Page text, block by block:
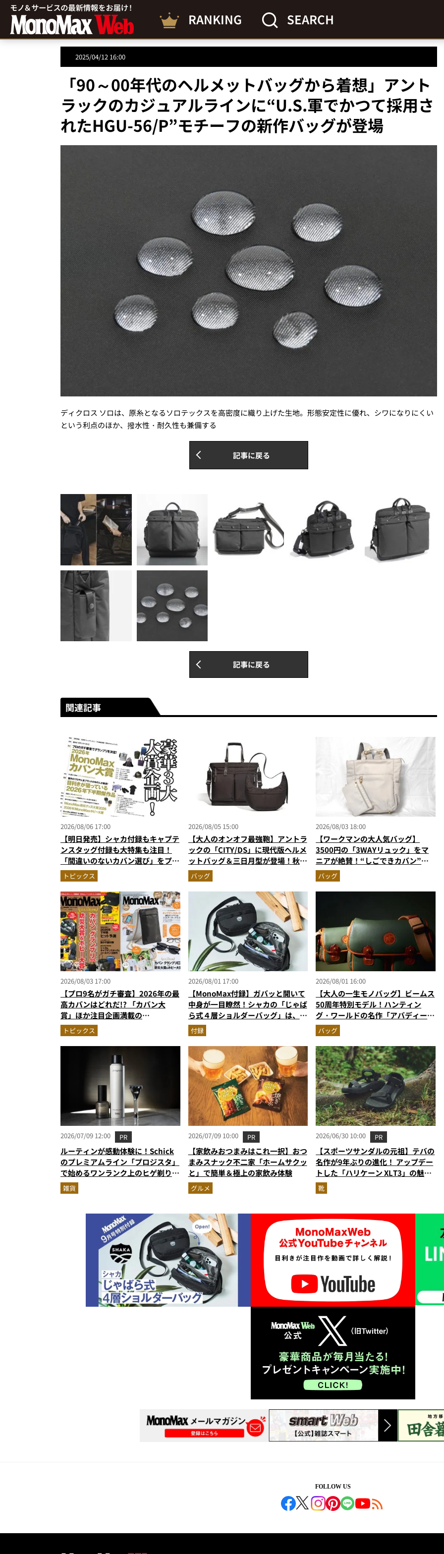
RANKING SEARCH
2025/04/12 16:00
「90～00年代のヘルメットバッグから着想」アント
ラックのカジュアルラインに“U.S.軍でかつて採用さ
れたHGU-56/P”モチーフの新作バッグが登場
ディクロス ソロは、原糸となるソロテックスを高密度に織り上げた生地。形態安定性に優れ、シワになりにくい
という利点のほか、撥水性・耐久性も兼備する
記事に戻る
記事に戻る
関連記事
2026/08/06 17:00
【明日発売】シャカ付録もキャプテ
ンスタッグ付録も大特集も注目！
「間違いのないカバン選び」をプロ
がジャッジ・MonoMax9月号の目
次を公開
トピックス
2026/08/05 15:00
【大人のオンオフ最強鞄】アントラ
ックの「CITY/DS」に現代版ヘルメ
ットバッグ＆三日月型が登場！秋服
に絶対合う新色モールブラウンが傑
作
バッグ
2026/08/03 18:00
【ワークマンの大人気バッグ】
3500円の「3WAYリュック」をマ
ニアが絶賛！“しごできカバン”が
撥水防汚で評判以上に優秀だった
バッグ
2026/08/03 17:00
【プロ9名がガチ審査】2026年の最
高カバンはどれだ!? 「カバン大
賞」ほか注目企画満載の
MonoMax9月号＆増刊の表紙を速
報
トピックス
2026/08/01 17:00
【MonoMax付録】ガバッと開いて
中身が一目瞭然！シャカの「じゃば
ら式４層ショルダーバッグ」は、出
し入れのしやすさも過去最高レベル
だった！
付録
2026/08/01 16:00
【大人の一生モノバッグ】ビームス
50周年特別モデル！ハンティン
グ・ワールドの名作「アバディー
ン」が極上のオールレザーに進化し
て登場
バッグ
2026/07/09 12:00 PR
ルーティンが感動体験に！Schick
のプレミアムライン「プロジスタ」
で始めるワンランク上のヒゲ剃り習
慣
雑貨
2026/07/09 10:00 PR
【家飲みおつまみはこれ一択】おつ
まみスナック不二家「ホームサクッ
と」で簡単＆極上の家飲み体験
グルメ
2026/06/30 10:00 PR
【スポーツサンダルの元祖】テバの
名作が9年ぶりの進化！ アップデー
トした「ハリケーン XLT3」の魅力
を識者があらゆる角度から徹底解
説！
靴
FOLLOW US